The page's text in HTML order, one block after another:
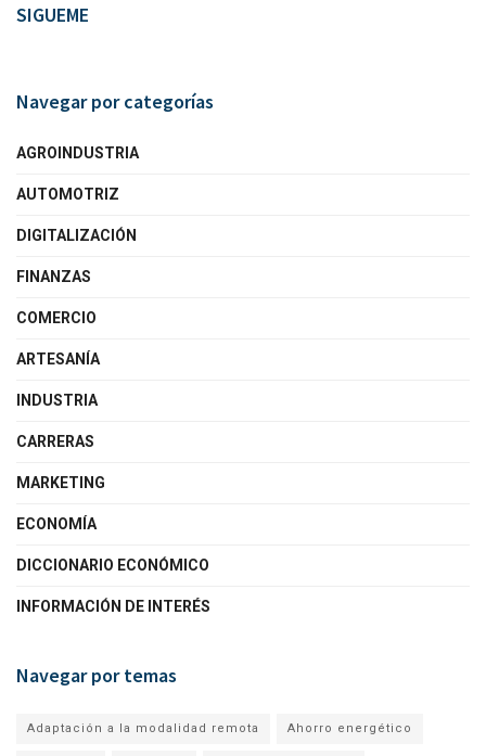
SIGUEME
Navegar por categorías
AGROINDUSTRIA
AUTOMOTRIZ
DIGITALIZACIÓN
FINANZAS
COMERCIO
ARTESANÍA
INDUSTRIA
CARRERAS
MARKETING
ECONOMÍA
DICCIONARIO ECONÓMICO
INFORMACIÓN DE INTERÉS
Navegar por temas
Adaptación a la modalidad remota Ahorro energético